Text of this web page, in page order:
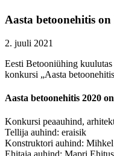
Aasta betoonehitis
2. juuli 2021
Eesti Betooniühing
konkursi „Aasta
Aasta betoonehitis 2020
Konkursi peaauhind,
Tellija auhind: eraisik
Konstruktori auhind: